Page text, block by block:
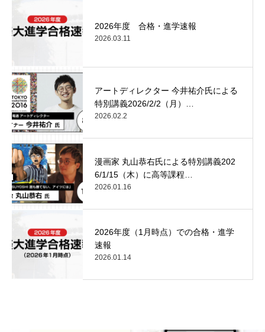
2026年度 合格・進学速報
2026.03.11
アートディレクター 今井祐介氏による
特別講義2026/2/2（月）…
2026.02.2
漫画家 丸山恭右氏による特別講義202
6/1/15（木）に高等課程…
2026.01.16
2026年度（1月時点）での合格・進学
速報
2026.01.14